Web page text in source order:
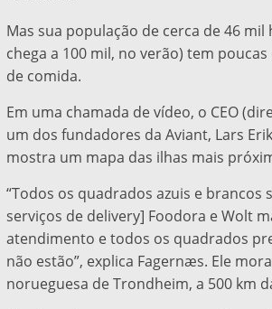
Mas sua população de cerca de 46
chega a 100 mil, no verão) tem
de comida.
Em uma chamada de vídeo, o CEO
um dos fundadores da Aviant, Lars
mostra um mapa das ilhas mais
“Todos os quadrados azuis e brancos
serviços de delivery] Foodora e Wolt
atendimento e todos os quadrados
não estão”, explica Fagernæs. Ele
norueguesa de Trondheim, a 500 km